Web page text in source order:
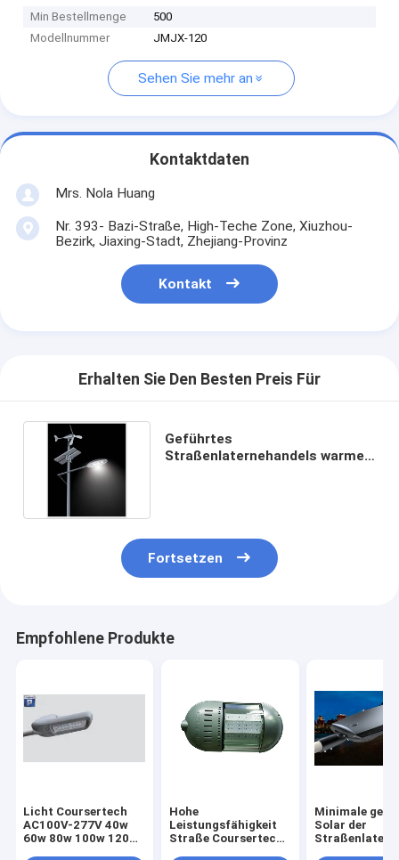
Min Bestellmenge
500
Modellnummer
JMJX-120
Sehen Sie mehr an
Kontaktdaten
Mrs. Nola Huang
Nr. 393- Bazi-Straße, High-Teche Zone, Xiuzhou-
Bezirk, Jiaxing-Stadt, Zhejiang-Provinz
Kontakt
Erhalten Sie Den Besten Preis Für
Geführtes
Straßenlaternehandels warmes
Fortsetzen
Empfohlene Produkte
Licht Coursertech
AC100V-277V 40w
60w 80w 100w 120w
Hohe
Leistungsfähigkeit
Straße Coursertech
Minimale
Solar der